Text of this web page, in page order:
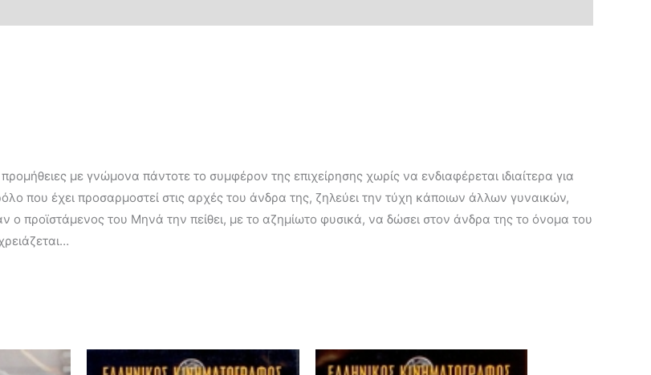
με γνώμονα πάντοτε το συμφέρον της επιχείρησης χωρίς να ενδιαφέρεται ιδιαίτερα για
που έχει προσαρμοστεί στις αρχές του άνδρα της, ζηλεύει την τύχη κάποιων άλλων γυναικών,
προϊστάμενος του Μηνά την πείθει, με το αζημίωτο φυσικά, να δώσει στον άνδρα της το όνομα του